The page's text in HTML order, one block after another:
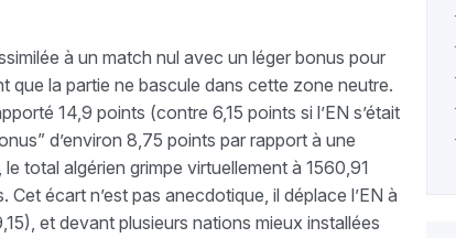
à un match nul avec un léger bonus pour
que la partie ne bascule dans cette zone neutre.
14,9 points (contre 6,15 points si l’EN s’était
d’environ 8,75 points par rapport à une
total algérien grimpe virtuellement à 1560,91
écart n’est pas anecdotique, il déplace l’EN à
et devant plusieurs nations mieux installées